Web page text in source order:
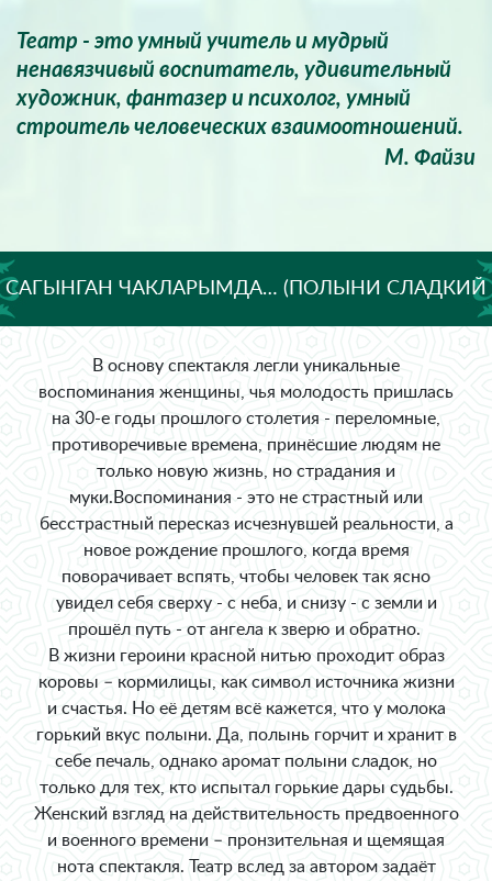
Театр - это умный учитель и мудрый
ненавязчивый воспитатель, удивительный
художник, фантазер и психолог, умный
строитель человеческих взаимоотношений.
М. Файзи
САГЫНГАН ЧАКЛАРЫМДА… (ПОЛЫНИ СЛАДКИЙ
ВКУС)
В основу спектакля легли уникальные
воспоминания женщины, чья молодость пришлась
на 30-е годы прошлого столетия - переломные,
противоречивые времена, принёсшие людям не
только новую жизнь, но страдания и
муки.Воспоминания - это не страстный или
бесстрастный пересказ исчезнувшей реальности, а
новое рождение прошлого, когда время
поворачивает вспять, чтобы человек так ясно
увидел себя сверху - с неба, и снизу - с земли и
прошёл путь - от ангела к зверю и обратно.
В жизни героини красной нитью проходит образ
коровы – кормилицы, как символ источника жизни
и счастья. Но её детям всё кажется, что у молока
горький вкус полыни. Да, полынь горчит и хранит в
себе печаль, однако аромат полыни сладок, но
только для тех, кто испытал горькие дары судьбы.
Женский взгляд на действительность предвоенного
и военного времени – пронзительная и щемящая
нота спектакля. Театр вслед за автором задаёт